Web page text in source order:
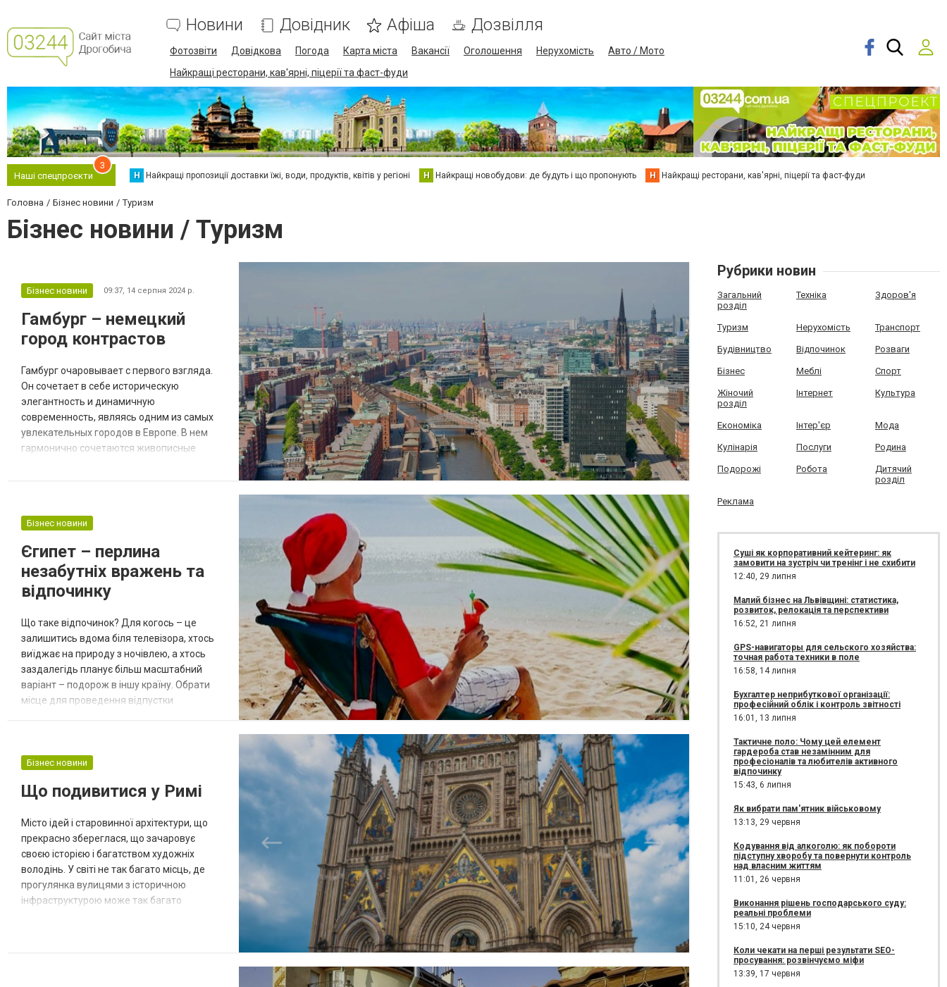
Новини Довідник Афіша Дозвілля
Фотозвіти Довідкова Погода Карта міста Вакансії Оголошення Нерухомість
Авто / Мото
Найкращі ресторани, кав'ярні, піцерії та фаст-фуди
Наші спецпроєкти
3
Н Найкращі пропозиції доставки їжі, води, продуктів, квітів у регіоні Н Найкращі новобудови: де будуть і що пропонують Н Найкращі ресторани, кав'ярні, піцерії та фаст-фуди
Головна Бізнес новини Туризм
Бізнес новини / Туризм
Бізнес новини 09:37, 14 серпня 2024 р.
Гамбург – немецкий
город контрастов
Гамбург очаровывает с первого взгляда.
Он сочетает в себе историческую
элегантность и динамичную
современность, являясь одним из самых
увлекательных городов в Европе. В нем
гармонично сочетаются живописные
свидетельствующий о богатой морской
Гамбург, украинским пассажирам
предстоит долгий путь...
Бізнес новини
Єгипет – перлина
незабутніх вражень та
відпочинку
Що таке відпочинок? Для когось – це
залишитись вдома біля телевізора, хтось
виїджає на природу з ночівлею, а хтось
заздалегідь планує більш масштабний
варіант – подорож в іншу країну. Обрати
місце для проведення відпустки
побажань. Компанія «Хіт Тревел» має у
найвибагливіших туристичних гурманів.
Бізнес новини
Що подивитися у Римі
Місто ідей і старовинної архітектури, що
прекрасно збереглася, що зачаровує
своєю історією і багатством художніх
володінь. У світі не так багато місць, де
прогулянка вулицями з історичною
інфраструктурою може так багато
Рубрики новин
Загальний
розділ
Техніка Здоров'я
Туризм Нерухомість Транспорт
Будівництво Відпочинок Розваги
Бізнес Меблі Спорт
Жіночий
розділ
Інтернет Культура
Економіка Інтер'єр Мода
Кулінарія Послуги Родина
Подорожі Робота
Дитячий
розділ
Реклама
Суші як корпоративний кейтеринг: як
замовити на зустріч чи тренінг і не схибити
12:40, 29 липня
Малий бізнес на Львівщині: статистика,
розвиток, релокація та перспективи
16:52, 21 липня
GPS-навигаторы для сельского хозяйства:
точная работа техники в поле
16:58, 14 липня
Бухгалтер неприбуткової організації:
професійний облік і контроль звітності
16:01, 13 липня
Тактичне поло: Чому цей елемент
гардероба став незамінним для
професіоналів та любителів активного
відпочинку
15:43, 6 липня
Як вибрати пам'ятник військовому
13:13, 29 червня
Кодування від алкоголю: як побороти
підступну хворобу та повернути контроль
над власним життям
11:01, 26 червня
Виконання рішень господарського суду:
реальні проблеми
15:10, 24 червня
Коли чекати на перші результати SEO-
просування: розвінчуємо міфи
13:39, 17 червня